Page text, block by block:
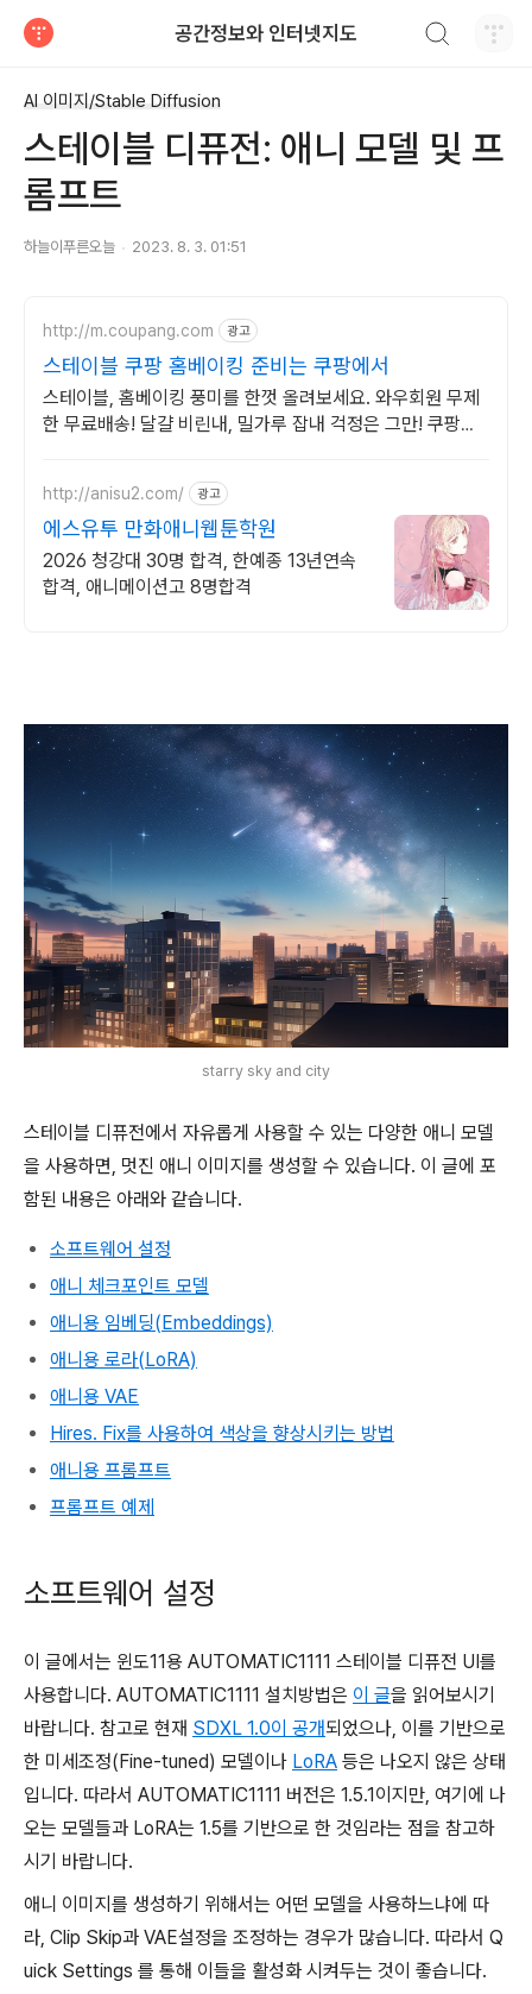
공간정보와 인터넷지도
AI 이미지/Stable Diffusion
스테이블 디퓨전: 애니 모델 및 프
롬프트
하늘이푸른오늘 2023. 8. 3. 01:51
http://m.coupang.com 광고
스테이블 쿠팡 홈베이킹 준비는 쿠팡에서
스테이블, 홈베이킹 풍미를 한껏 올려보세요. 와우회원 무제
한 무료배송! 달걀 비린내, 밀가루 잡내 걱정은 그만! 쿠팡에
http://anisu2.com/ 광고
에스유투 만화애니웹툰학원
2026 청강대 30명 합격, 한예종 13년연속
합격, 애니메이션고 8명합격
starry sky and city
스테이블 디퓨전에서 자유롭게 사용할 수 있는 다양한 애니 모델
을 사용하면, 멋진 애니 이미지를 생성할 수 있습니다. 이 글에 포
함된 내용은 아래와 같습니다.
소프트웨어 설정
애니 체크포인트 모델
애니용 임베딩(Embeddings)
애니용 로라(LoRA)
애니용 VAE
Hires. Fix를 사용하여 색상을 향상시키는 방법
애니용 프롬프트
프롬프트 예제
소프트웨어 설정
이 글에서는 윈도11용 AUTOMATIC1111 스테이블 디퓨전 UI를
사용합니다. AUTOMATIC1111 설치방법은 이 글을 읽어보시기
바랍니다. 참고로 현재 SDXL 1.0이 공개되었으나, 이를 기반으로
한 미세조정(Fine-tuned) 모델이나 LoRA 등은 나오지 않은 상태
입니다. 따라서 AUTOMATIC1111 버전은 1.5.1이지만, 여기에 나
오는 모델들과 LoRA는 1.5를 기반으로 한 것임라는 점을 참고하
시기 바랍니다.
애니 이미지를 생성하기 위해서는 어떤 모델을 사용하느냐에 따
라, Clip Skip과 VAE설정을 조정하는 경우가 많습니다. 따라서 Q
uick Settings 를 통해 이들을 활성화 시켜두는 것이 좋습니다.